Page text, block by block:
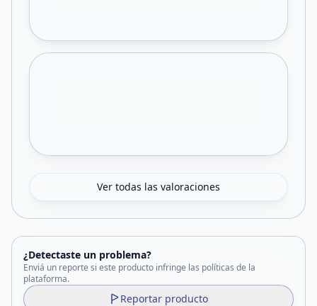
Ver todas las valoraciones
¿Detectaste un problema?
Enviá un reporte si este producto infringe las políticas de la
plataforma.
Reportar producto